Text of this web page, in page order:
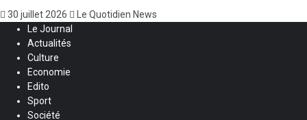
30 juillet 2026
Le Quotidien News
Le Journal
Actualités
Culture
Economie
Edito
Sport
Société